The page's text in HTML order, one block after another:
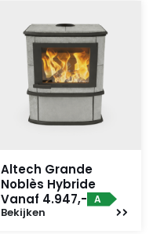
Altech Grande
Noblès Hybride
Vanaf 4.947,- A
Bekijken